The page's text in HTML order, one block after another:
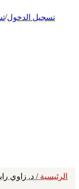
تسجيل الدخول/
الرئيسية / د. زاوي